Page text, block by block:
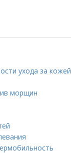
ухода за кожей
морщин